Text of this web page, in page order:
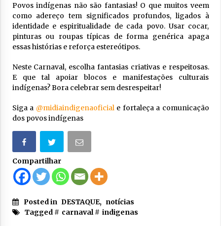
Povos indígenas não são fantasias! O que muitos veem
como adereço tem significados profundos, ligados à
identidade e espiritualidade de cada povo. Usar cocar,
pinturas ou roupas típicas de forma genérica apaga
essas histórias e reforça estereótipos.
Neste Carnaval, escolha fantasias criativas e respeitosas.
E que tal apoiar blocos e manifestações culturais
indígenas? Bora celebrar sem desrespeitar!
Siga a @midiaindigenaoficiale fortaleça a comunicação
dos povos indígenas
Compartilhar
Posted in DESTAQUE, notícias
Tagged # carnaval# indigenas